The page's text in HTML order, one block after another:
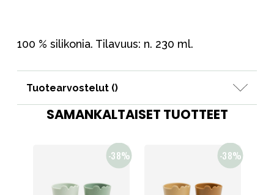
100 % silikonia. Tilavuus: n. 230 ml.
Tuotearvostelut ()
SAMANKALTAISET TUOTTEET